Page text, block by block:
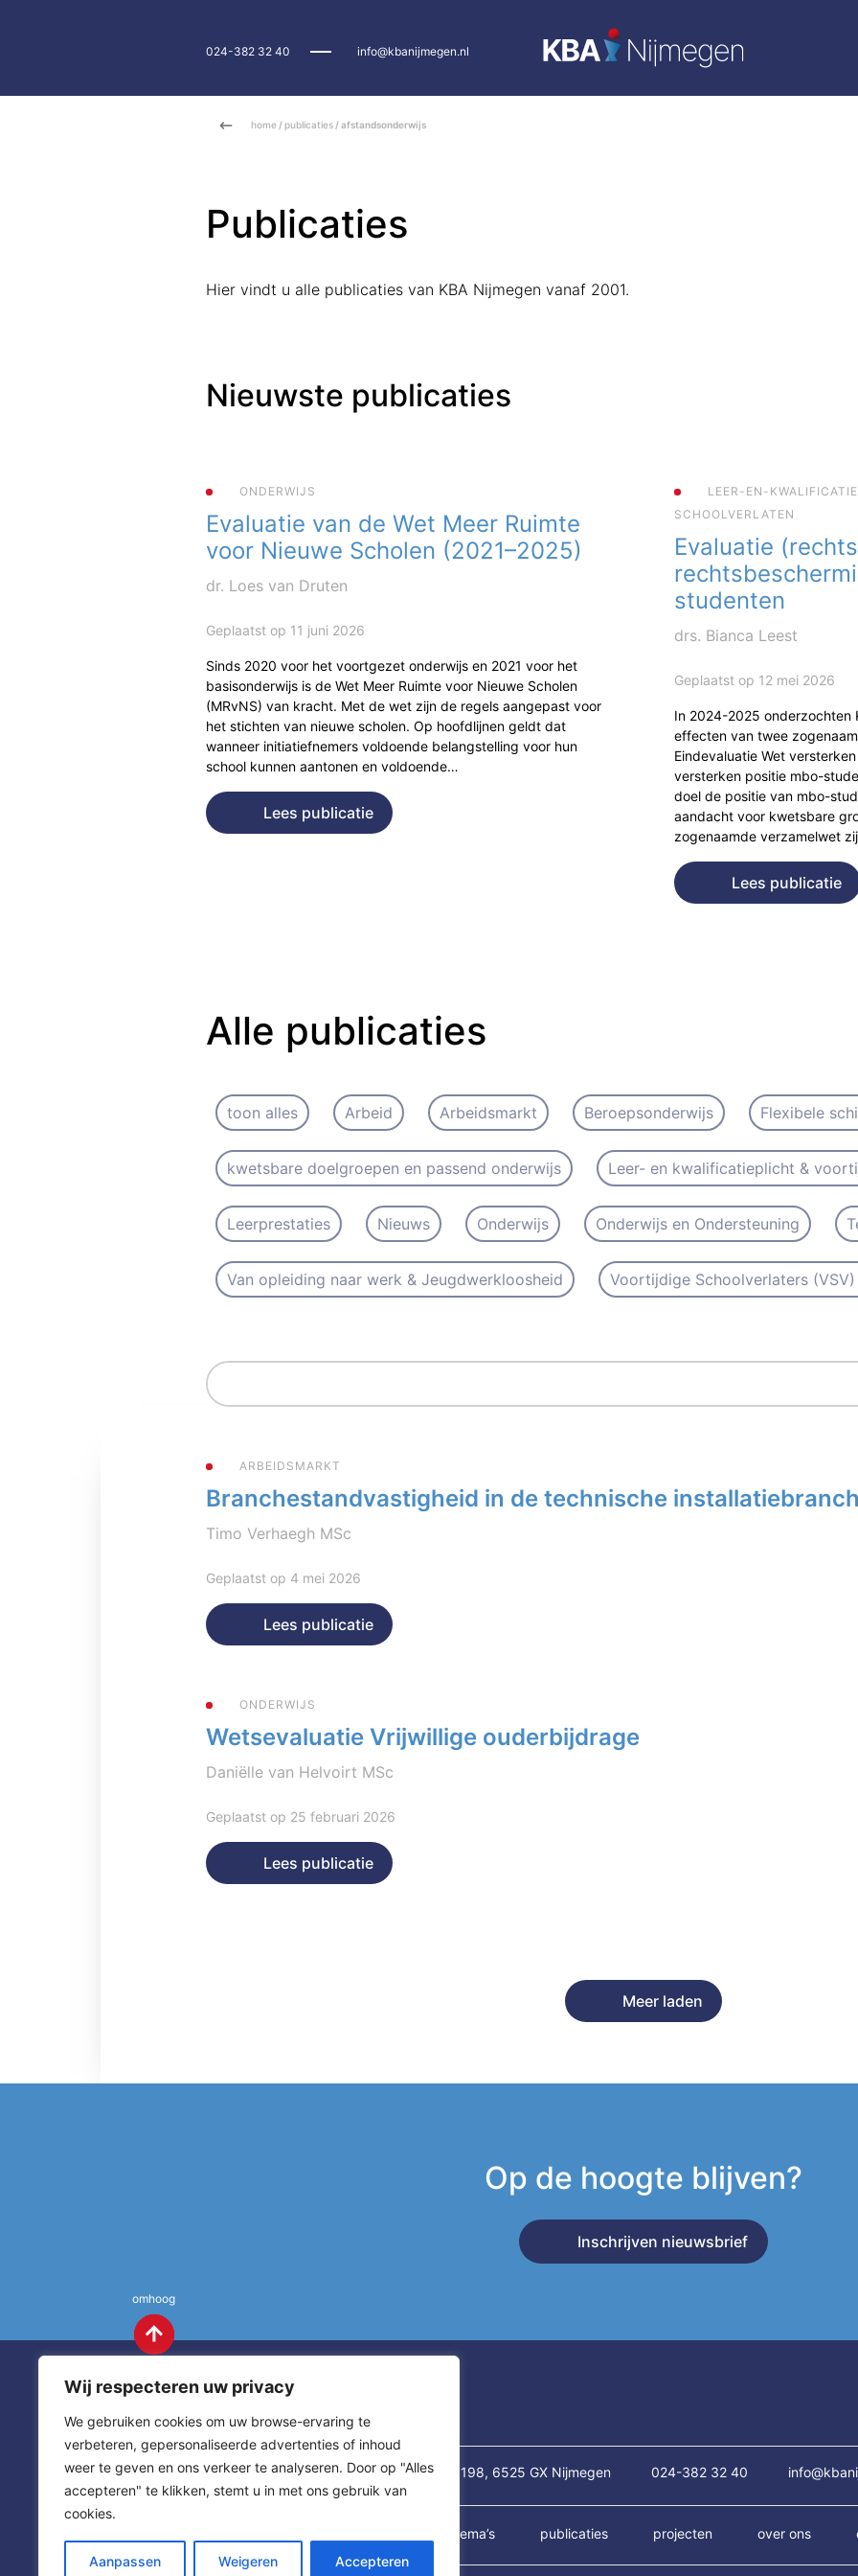
Wij respecteren uw privacy
We gebruiken cookies om uw browse-ervaring te
verbeteren, gepersonaliseerde advertenties of inhoud
weer te geven en ons verkeer te analyseren. Door op "Alles
accepteren" te klikken, stemt u in met ons gebruik van
cookies.
Aanpassen Weigeren Accepteren
024-382 32 40 info@kbanijmegen.nl
home / publicaties/ afstandsonderwijs
Publicaties
Hier vindt u alle publicaties van KBA Nijmegen vanaf 2001.
Nieuwste publicaties
ONDERWIJS
Evaluatie van de Wet Meer Ruimte
voor Nieuwe Scholen (2021–2025)
dr. Loes van Druten
Geplaatst op 11 juni 2026
Sinds 2020 voor het voortgezet onderwijs en 2021 voor het
basisonderwijs is de Wet Meer Ruimte voor Nieuwe Scholen
(MRvNS) van kracht. Met de wet zijn de regels aangepast voor
het stichten van nieuwe scholen. Op hoofdlijnen geldt dat
wanneer initiatiefnemers voldoende belangstelling voor hun
school kunnen aantonen en voldoende…
Lees publicatie
LEER-EN-
SCHOOLVERLATEN
Evaluatie
studenten
drs. Bianca Leest
Geplaatst op 12 mei 2026
In 2024-2025 onderzochten
effecten van twee
Eindevaluatie Wet
versterken positie mbo-
doel de positie van mbo-
aandacht voor kwetsbare
zogenaamde verzamelwet
Lees publicatie
Alle publicaties
toon alles Arbeid Arbeidsmarkt Beroepsonderwijs Flexibele
kwetsbare doelgroepen en passend onderwijs Leer- en kwalificatieplicht &
Leerprestaties Nieuws Onderwijs Onderwijs en Ondersteuning
Van opleiding naar werk & Jeugdwerkloosheid Voortijdige Schoolverlaters
ARBEIDSMARKT
Branchestandvastigheid in de technische
Timo Verhaegh MSc
Geplaatst op 4 mei 2026
Lees publicatie
ONDERWIJS
Wetsevaluatie Vrijwillige ouderbijdrage
Daniëlle van Helvoirt MSc
Geplaatst op 25 februari 2026
Lees publicatie
Meer laden
Op de hoogte blijven?
Inschrijven nieuwsbrief
omhoog
Contact St. Annastraat 198, 6525 GX Nijmegen 024-382 32 40
thema’s publicaties projecten over ons